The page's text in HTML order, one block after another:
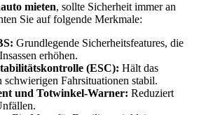
mieten, sollte Sicherheit immer an
Sie auf folgende Merkmale:
Grundlegende Sicherheitsfeatures, die
erhöhen.
(ESC): Hält das
schwierigen Fahrsituationen stabil.
und Totwinkel-Warner: Reduziert